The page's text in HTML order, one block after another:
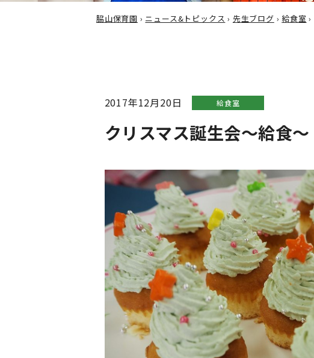
脇山保育園 › ニュース&トピックス › 先生ブログ › 給食室 ›
2017年12月20日 給食室
クリスマス誕生会～給食～